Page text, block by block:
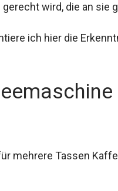
wird, die an sie
ich hier die
mehrere Tassen